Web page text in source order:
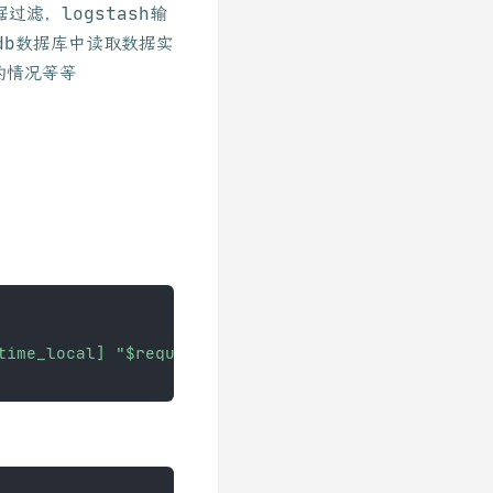
过滤，logstash输
据库中读取数据实
情况等等
"$request" $status